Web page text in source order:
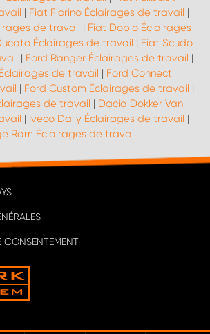
| Fiat Fiorino Éclairages de travail |
de travail | Fiat Doblo Éclairages
Éclairages de travail | Fiat Scudo
| Ford Ranger Éclairages de travail |
de travail | Ford Connect
| Ford Custom Éclairages de travail |
de travail | Dacia Dokker Van
| Iveco Daily Éclairages de travail |
Ram Éclairages de travail
CONSENTEMENT